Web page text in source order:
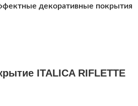
декоративные покрытия
ITALICA RIFLETTE